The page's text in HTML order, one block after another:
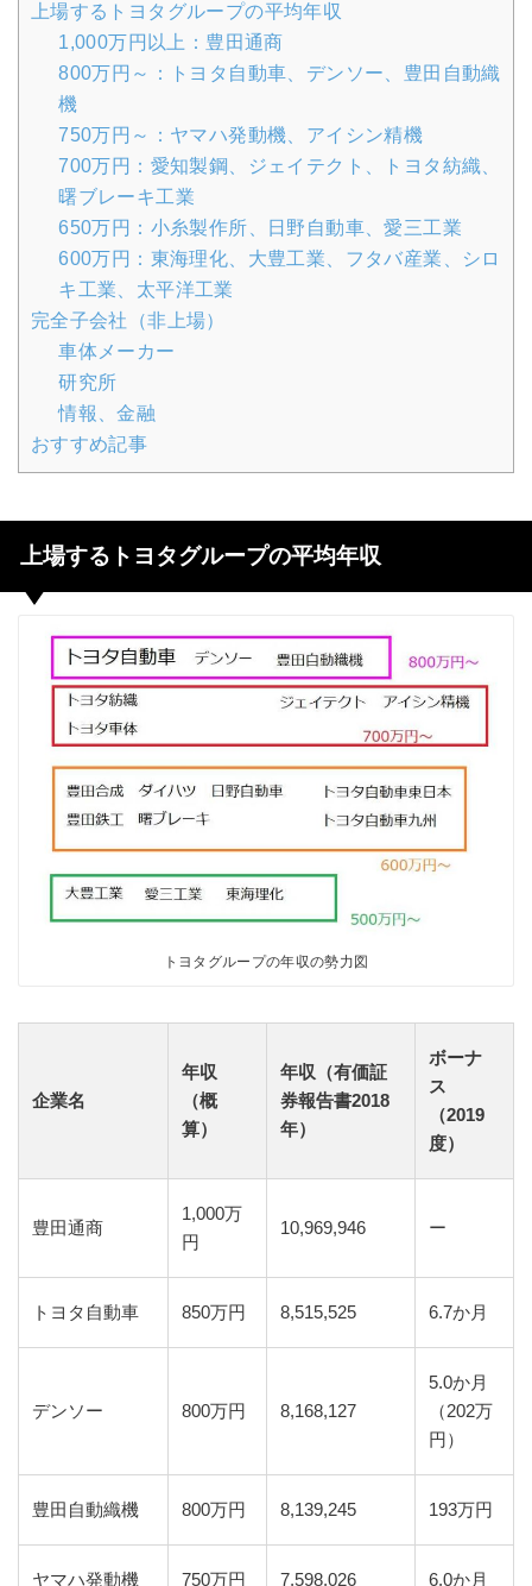
上場するトヨタグループの平均年収
1,000万円以上：豊田通商
800万円～：トヨタ自動車、デンソー、豊田自動織
機
750万円～：ヤマハ発動機、アイシン精機
700万円：愛知製鋼、ジェイテクト、トヨタ紡織、
曙ブレーキ工業
650万円：小糸製作所、日野自動車、愛三工業
600万円：東海理化、大豊工業、フタバ産業、シロ
キ工業、太平洋工業
完全子会社（非上場）
車体メーカー
研究所
情報、金融
おすすめ記事
上場するトヨタグループの平均年収
トヨタグループの年収の勢力図
企業名
年収
（概
算）
年収（有価証
券報告書2018
年）
ボーナ
ス
（2019
度）
豊田通商
1,000万
円
10,969,946 ー
トヨタ自動車 850万円 8,515,525 6.7か月
デンソー 800万円 8,168,127
5.0か月
（202万
円）
豊田自動織機 800万円 8,139,245 193万円
ヤマハ発動機 750万円 7,598,026 6.0か月